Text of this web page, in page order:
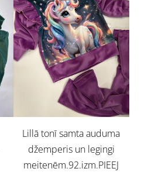
Lillā tonī samta auduma
džemperis un legingi
meitenēm.92.izm.PIEEJ